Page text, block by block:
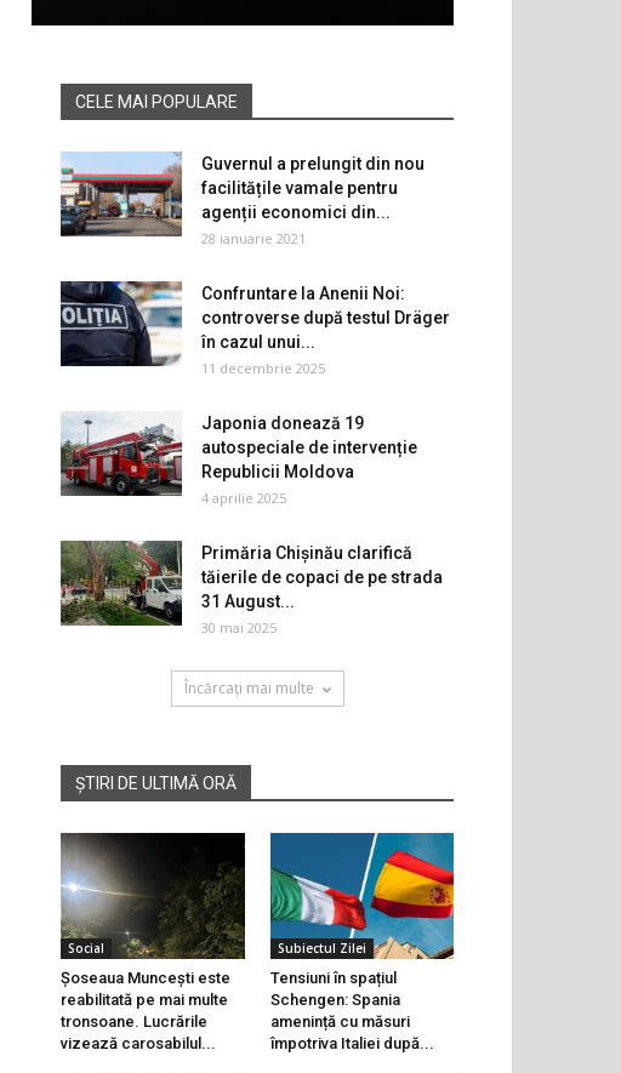
CELE MAI POPULARE
Guvernul a prelungit din nou
facilitățile vamale pentru
agenții economici din...
28 ianuarie 2021
Confruntare la Anenii Noi:
controverse după testul Dräger
în cazul unui...
11 decembrie 2025
Japonia donează 19
autospeciale de intervenție
Republicii Moldova
4 aprilie 2025
Primăria Chișinău clarifică
tăierile de copaci de pe strada
31 August...
30 mai 2025
Încărcați mai multe
ȘTIRI DE ULTIMĂ ORĂ
Social
Șoseaua Muncești este
reabilitată pe mai multe
tronsoane. Lucrările
vizează carosabilul...
Subiectul Zilei
Tensiuni în spațiul
Schengen: Spania
amenință cu măsuri
împotriva Italiei după...